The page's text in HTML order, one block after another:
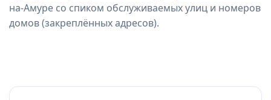
на-Амуре со спиком обслуживаемых улиц и номеров
домов (закреплённых адресов).